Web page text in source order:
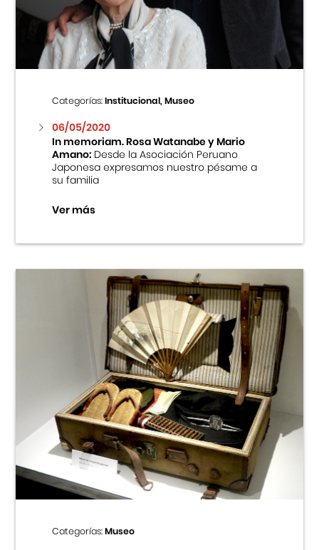
Centro Cultural Peruano Japonés
Cursos
Museo de la Inmigración Japonesa
Fondo Editorial
Teatro Peruano Japonés
Categorías:Institucional, Museo
06/05/2020
In memoriam. Rosa Watanabe y Mario
Amano:Desde la Asociación Peruano
Japonesa expresamos nuestro pésame a
su familia
Ver más
Categorías:Museo